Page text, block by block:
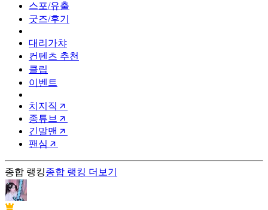
스포/유출
굿즈/후기
대리가챠
컨텐츠 추천
클립
이벤트
치지직
종튜브
긴말맨
팬심
종합 랭킹종합 랭킹 더보기